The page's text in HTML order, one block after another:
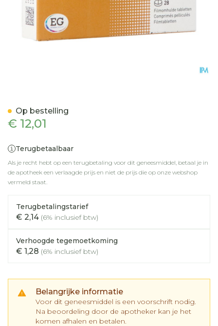
€ 12,01
Terugbetaalbaar
Als je recht hebt op een terugbetaling voor dit geneesmiddel, betaal je in
de apotheek een verlaagde prijs en niet de prijs die op onze webshop
vermeld staat.
Terugbetalingstarief
€ 2,14 (6% inclusief btw)
Verhoogde tegemoetkoming
€ 1,28 (6% inclusief btw)
Belangrijke informatie
Voor dit geneesmiddel is een voorschrift nodig.
Na beoordeling door de apotheker kan je het
komen afhalen en betalen.
Op bestelling